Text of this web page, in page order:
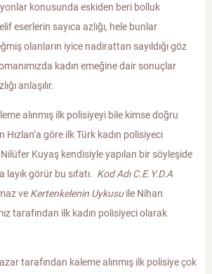
konusunda eskiden beri bolluk
eserlerin sayıca azlığı, hele bunlar
olanların iyice nadirattan sayıldığı göz
kadın emeğine dair sonuçlar
anlaşılır.
alınmış ilk polisiyeyi bile kimse doğru
göre ilk Türk kadın polisiyeci
Kuyaş kendisiyle yapılan bir söyleşide
layık görür bu sıfatı. Kod Adı C.E.Y.D.A
ve Kertenkelenin Uykusuile Nihan
tarafından ilk kadın polisiyeci olarak
tarafından kaleme alınmış ilk polisiye çok